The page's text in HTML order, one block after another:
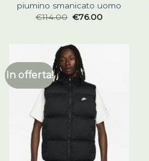
piumino smanicato uomo
€114.00 €76.00
In offerta!